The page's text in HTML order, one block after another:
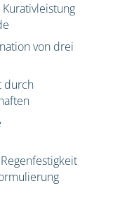
von drei
durch